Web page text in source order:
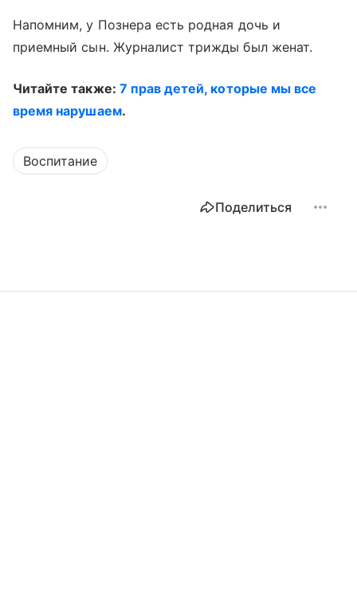
Напомним, у Познера есть родная дочь и
приемный сын. Журналист трижды был женат.
Читайте также: 7 прав детей, которые мы все
время нарушаем.
Воспитание
Поделиться